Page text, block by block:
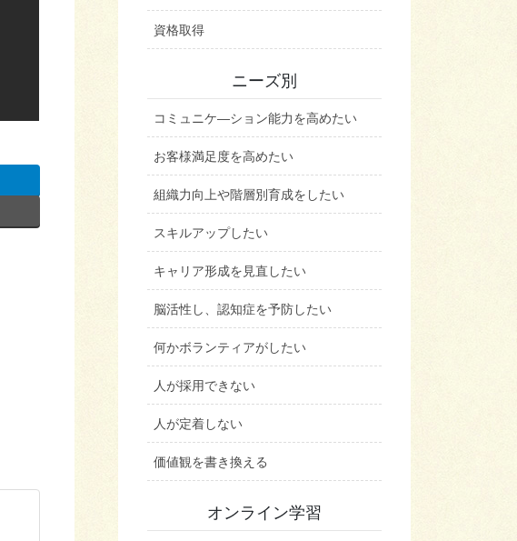
資格取得
ニーズ別
コミュニケ―ション能力を高めたい
お客様満足度を高めたい
組織力向上や階層別育成をしたい
スキルアップしたい
キャリア形成を見直したい
脳活性し、認知症を予防したい
何かボランティアがしたい
人が採用できない
人が定着しない
価値観を書き換える
オンライン学習